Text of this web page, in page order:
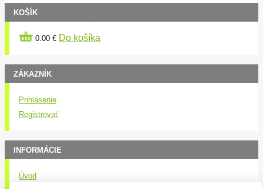
KOŠÍK
0.00 € Do košíka
ZÁKAZNÍK
Prihlásenie
Registrovať
INFORMÁCIE
Úvod